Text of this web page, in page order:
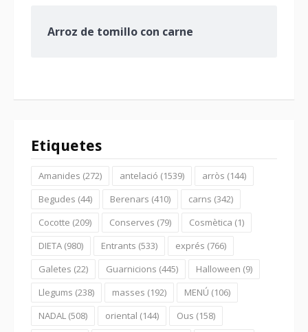
Arroz de tomillo con carne
Etiquetes
Amanides (272) antelació (1539) arròs (144)
Begudes (44) Berenars (410) carns (342)
Cocotte (209) Conserves (79) Cosmètica (1)
DIETA (980) Entrants (533) exprés (766)
Galetes (22) Guarnicions (445) Halloween (9)
Llegums (238) masses (192) MENÚ (106)
NADAL (508) oriental (144) Ous (158)